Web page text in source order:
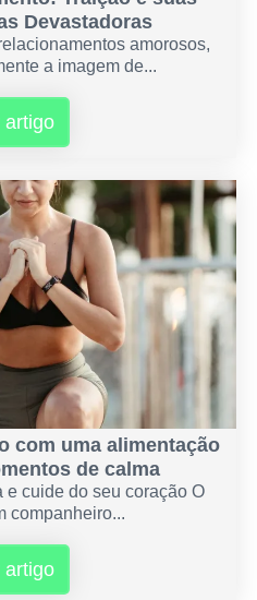
Devastadoras
amorosos,
a imagem de...
artigo
com uma alimentação
de calma
cuide do seu coração O
companheiro...
artigo